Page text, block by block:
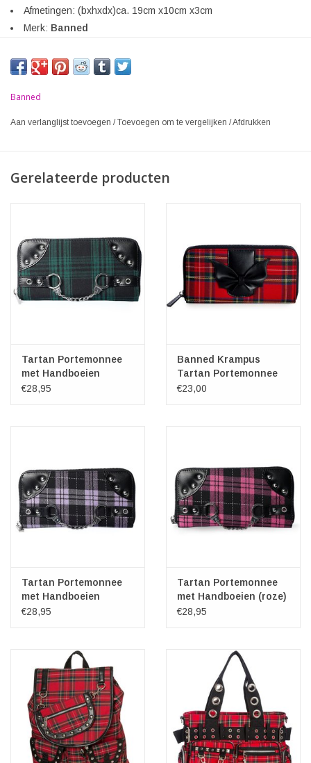
Afmetingen: (bxhxdx)ca. 19cm x10cm x3cm
Merk: Banned
Banned
Aan verlanglijst toevoegen /Toevoegen om te vergelijken /Afdrukken
Gerelateerde producten
Tartan Portemonnee
met Handboeien
(groen)
€28,95
Banned Krampus
Tartan Portemonnee
(rood)
€23,00
Tartan Portemonnee
met Handboeien
(paars)
€28,95
Tartan Portemonnee
met Handboeien (roze)
€28,95